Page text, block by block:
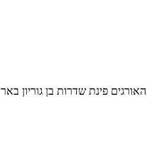
האורגים פינת שדרות בן גוריון באר שבע,